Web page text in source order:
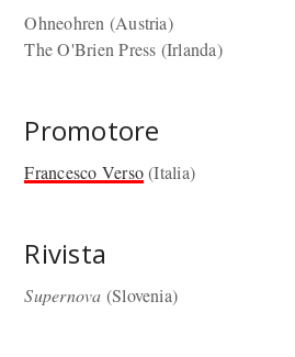
Ohneohren (Austria)
The O'Brien Press (Irlanda)
Promotore
Francesco Verso(Italia)
Rivista
Supernova (Slovenia)